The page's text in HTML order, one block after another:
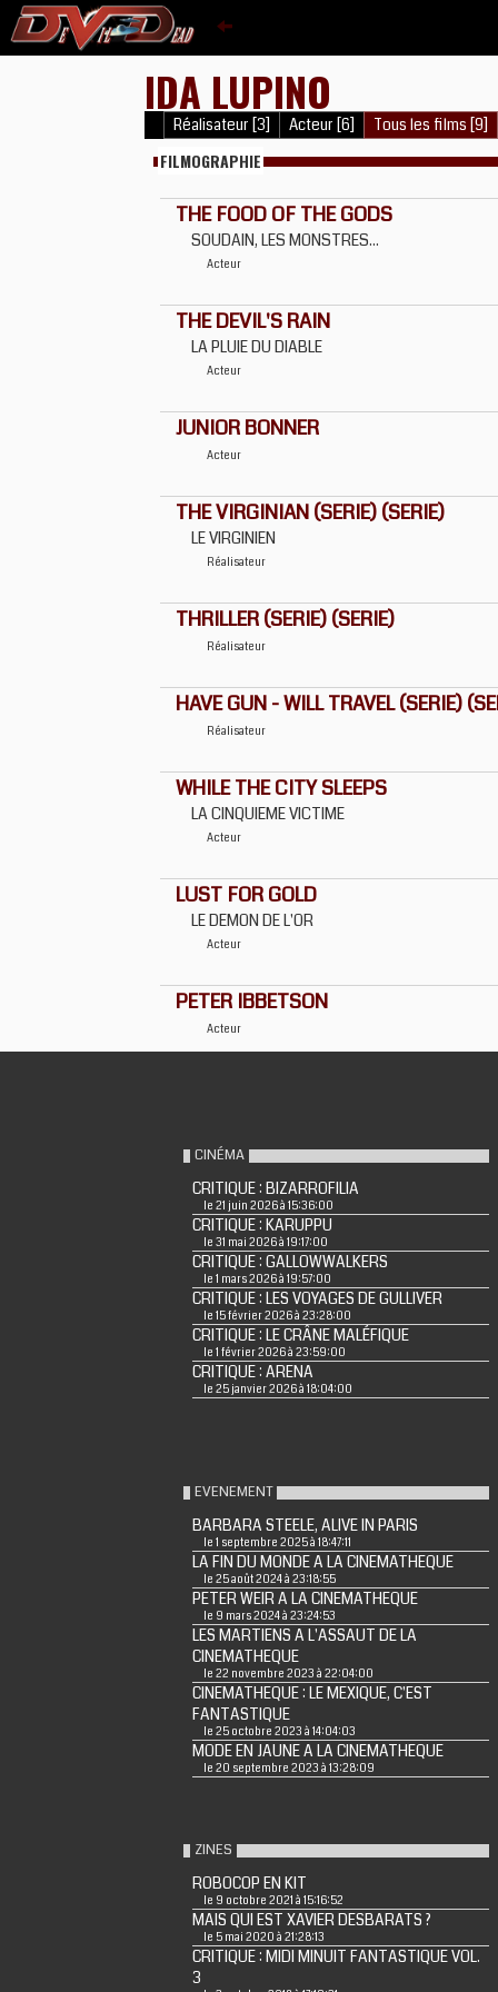
IDA LUPINO
Réalisateur [3] Acteur [6] Tous les films [9]
FILMOGRAPHIE
THE FOOD OF THE GODS
SOUDAIN, LES MONSTRES...
Acteur
THE DEVIL'S RAIN
LA PLUIE DU DIABLE
Acteur
JUNIOR BONNER
Acteur
THE VIRGINIAN (SERIE) (SERIE)
LE VIRGINIEN
Réalisateur
THRILLER (SERIE) (SERIE)
Réalisateur
HAVE GUN - WILL TRAVEL (SERIE)
Réalisateur
WHILE THE CITY SLEEPS
LA CINQUIEME VICTIME
Acteur
LUST FOR GOLD
LE DEMON DE L'OR
Acteur
PETER IBBETSON
Acteur
CINÉMA
CRITIQUE : BIZARROFILIA
le 21 juin 2026 à 15:36:00
CRITIQUE : KARUPPU
le 31 mai 2026 à 19:17:00
CRITIQUE : GALLOWWALKERS
le 1 mars 2026 à 19:57:00
CRITIQUE : LES VOYAGES DE GULLIVER
le 15 février 2026 à 23:28:00
CRITIQUE : LE CRÂNE MALÉFIQUE
le 1 février 2026 à 23:59:00
CRITIQUE : ARENA
le 25 janvier 2026 à 18:04:00
EVENEMENT
BARBARA STEELE, ALIVE IN PARIS
le 1 septembre 2025 à 18:47:11
LA FIN DU MONDE A LA CINEMATHEQUE
le 25 août 2024 à 23:18:55
PETER WEIR A LA CINEMATHEQUE
le 9 mars 2024 à 23:24:53
LES MARTIENS A L'ASSAUT DE LA
CINEMATHEQUE
le 22 novembre 2023 à 22:04:00
CINEMATHEQUE : LE MEXIQUE, C'EST
FANTASTIQUE
le 25 octobre 2023 à 14:04:03
MODE EN JAUNE A LA CINEMATHEQUE
le 20 septembre 2023 à 13:28:09
ZINES
ROBOCOP EN KIT
le 9 octobre 2021 à 15:16:52
MAIS QUI EST XAVIER DESBARATS ?
le 5 mai 2020 à 21:28:13
CRITIQUE : MIDI MINUIT FANTASTIQUE VOL.
3